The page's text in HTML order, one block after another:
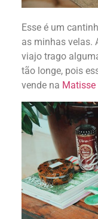
Esse é um
as minhas velas.
viajo trago
tão longe, pois
vende na Matisse